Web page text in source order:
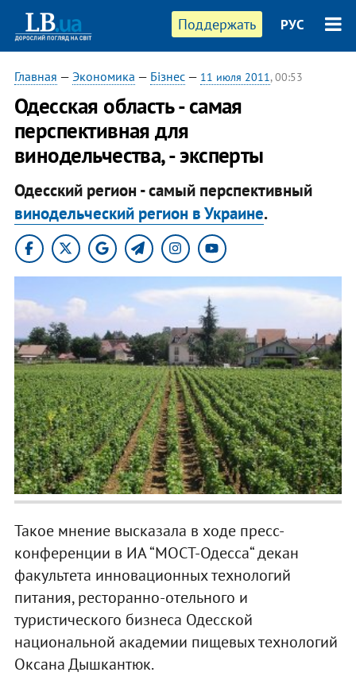
Поддержать РУС
Главная — Экономика — Бізнес— 11 июля 2011, 00:53
Одесская область - самая
перспективная для
винодельчества, - эксперты
Одесский регион - самый перспективный
винодельческий регион в Украине.
Такое мнение высказала в ходе пресс-
конференции в ИА “МОСТ-Одесса“ декан
факультета инновационных технологий
питания, ресторанно-отельного и
туристического бизнеса Одесской
национальной академии пищевых технологий
Оксана Дышкантюк.